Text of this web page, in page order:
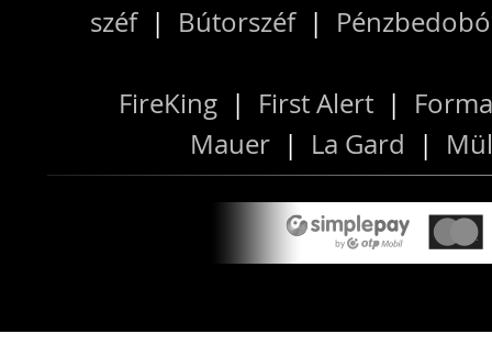
széf| Bútorszéf|
FireKing | First Alert |
Mauer | La Gard |